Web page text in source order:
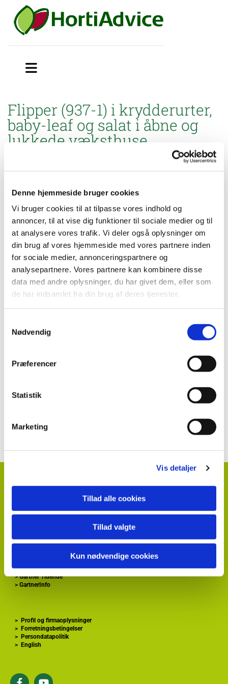
Denne hjemmeside bruger cookies
Vi bruger cookies til at tilpasse vores indhold og
annoncer, til at vise dig funktioner til sociale medier og til
at analysere vores trafik. Vi deler også oplysninger om
din brug af vores hjemmeside med vores partnere inden
for sociale medier, annonceringspartnere og
analysepartnere. Vores partnere kan kombinere disse
data med andre oplysninger, du har givet dem, eller som
de har indsamlet fra din brug af deres tjenester.
Nødvendig
Præferencer
Statistik
Marketing
Vis detaljer
Tillad alle cookies
Tillad valgte
Kun nødvendige cookies
Flipper (937-1) i krydderurter,
baby-leaf og salat i åbne og
lukkede væksthuse
anvendelse af Flipper (937-1) mod skadedyr i krydderurter, baby-
Husk at Flipper skal anvendes sammen med Dynex.
Blandingen må gerne anvendes i økologi.
Brugsanvisning
Flipper (937-1) i krydderurter, baby-leaf og salat
Se mere:
kontakt@hortiadvice.dk
>Gartnershop
>Gartner Tidende
> GartnerInfo
> Profil og firmaoplysninger
> Forretningsbetingelser
> Persondatapolitik
> English